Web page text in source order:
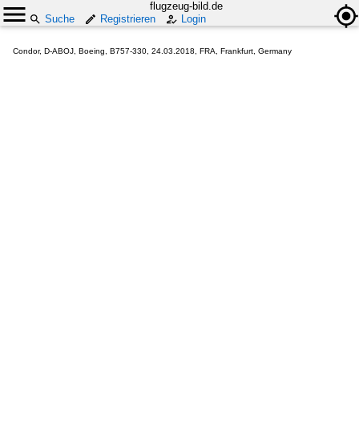
flugzeug-bild.de
Suche
Registrieren Login
Condor, D-ABOJ, Boeing, B757-330, 24.03.2018, FRA, Frankfurt, Germany